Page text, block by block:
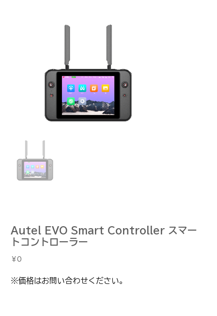
Autel EVO Smart Controller スマー
トコントローラー
価
格
￥0
※価格はお問い合わせください。